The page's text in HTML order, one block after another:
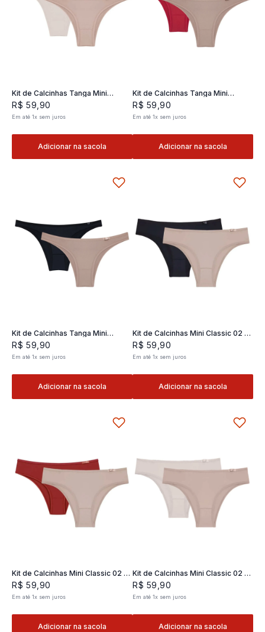
Kit de Calcinhas Tanga Mini
Classic 02- 2 und
R$ 59 90
Em até1x sem juros
Adicionar na sacola
Kit de Calcinhas Tanga Mini
Classic 02- 2 und
R$ 59 ,90
Em até 1x sem juros
Adicionar na sacola
Kit de Calcinhas Tanga Mini
Classic 02- 2 und
R$ 59 90
Em até1x sem juros
Adicionar na sacola
Kit de Calcinhas Mini Classic 02 -
2 und
R$ 59 ,90
Em até 1x sem juros
Adicionar na sacola
Kit de Calcinhas Mini Classic 02 -
2 und
R$ 59 90
Em até1x sem juros
Adicionar na sacola
Kit de Calcinhas Mini Classic 02 -
2 und
R$ 59 ,90
Em até 1x sem juros
Adicionar na sacola